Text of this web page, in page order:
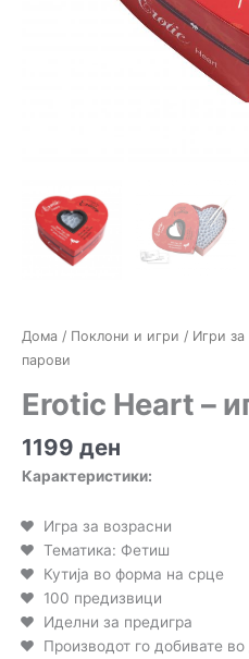
Дома / Поклони и игри / Игри за
парови
Erotic Heart –
1199 ден
Карактеристики:
Игра за возрасни
Тематика: Фетиш
Кутија во форма на срце
100 предизвици
Иделни за предигра
Производот го добивате